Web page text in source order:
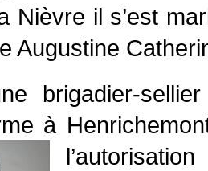
Nièvre il s’est
Augustine
brigadier-
à